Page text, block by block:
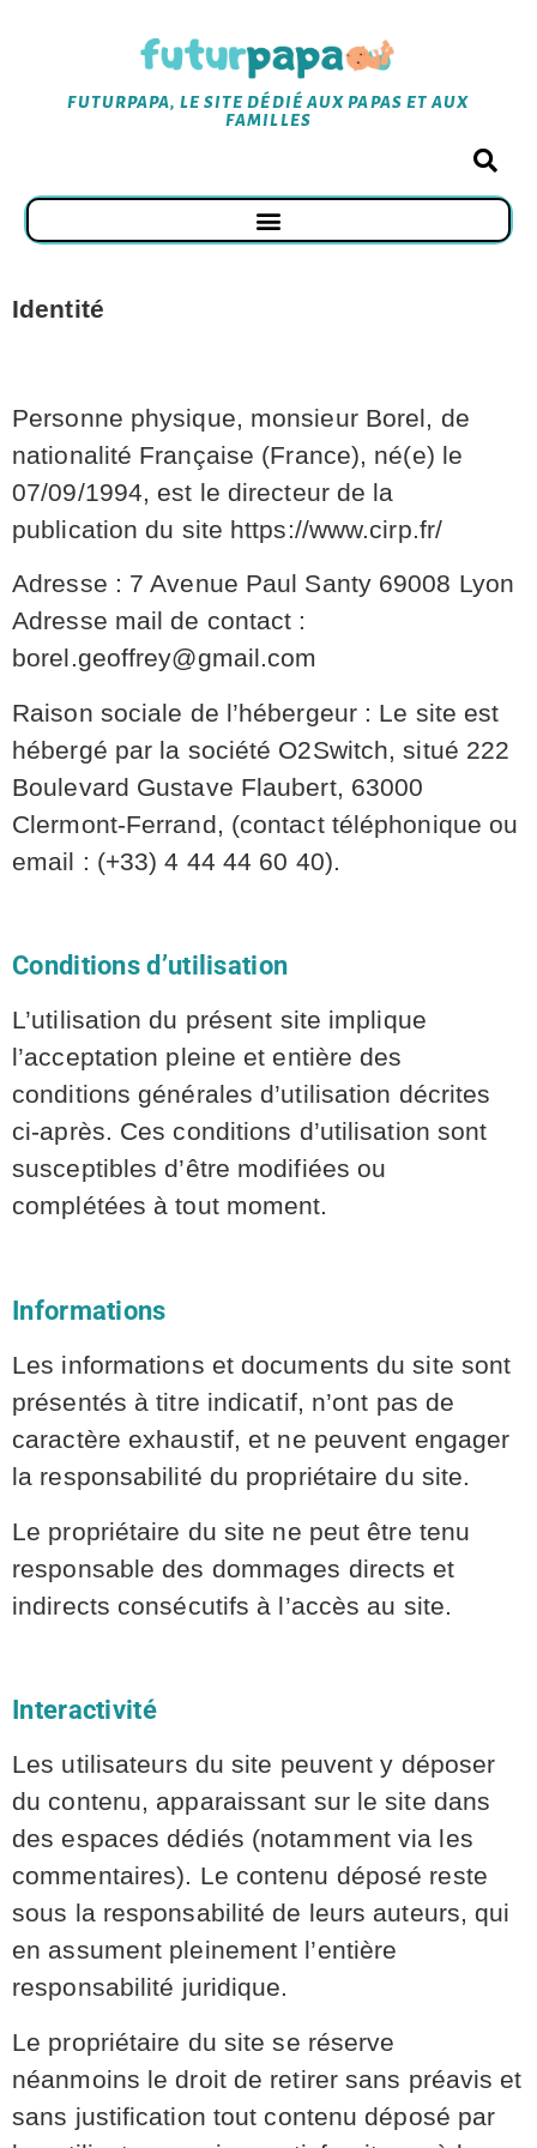
FUTURPAPA, LE SITE DÉDIÉ AUX PAPAS ET AUX
FAMILLES
Identité
Personne physique, monsieur Borel, de
nationalité Française (France), né(e) le
07/09/1994, est le directeur de la
publication du site https://www.cirp.fr/
Adresse : 7 Avenue Paul Santy 69008 Lyon
Adresse mail de contact :
borel.geoffrey@gmail.com
Raison sociale de l’hébergeur : Le site est
hébergé par la société O2Switch, situé 222
Boulevard Gustave Flaubert, 63000
Clermont-Ferrand, (contact téléphonique ou
email : (+33) 4 44 44 60 40).
Conditions d’utilisation
L’utilisation du présent site implique
l’acceptation pleine et entière des
conditions générales d’utilisation décrites
ci-après. Ces conditions d’utilisation sont
susceptibles d’être modifiées ou
complétées à tout moment.
Informations
Les informations et documents du site sont
présentés à titre indicatif, n’ont pas de
caractère exhaustif, et ne peuvent engager
la responsabilité du propriétaire du site.
Le propriétaire du site ne peut être tenu
responsable des dommages directs et
indirects consécutifs à l’accès au site.
Interactivité
Les utilisateurs du site peuvent y déposer
du contenu, apparaissant sur le site dans
des espaces dédiés (notamment via les
commentaires). Le contenu déposé reste
sous la responsabilité de leurs auteurs, qui
en assument pleinement l’entière
responsabilité juridique.
Le propriétaire du site se réserve
néanmoins le droit de retirer sans préavis et
sans justification tout contenu déposé par